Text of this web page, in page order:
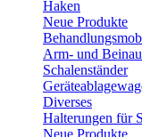
Haken
Neue Produkte
Arm- und
Schalenständer
Diverses
Halterungen für
Neue Produkte